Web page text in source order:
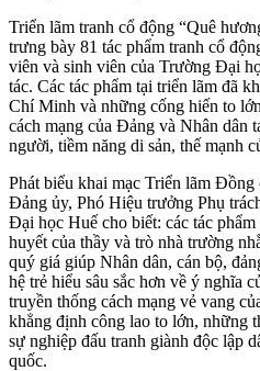
Triển lãm tranh cổ động “Quê
trưng bày 81 tác phẩm tranh cổ
viên và sinh viên của Trường Đại
tác. Các tác phẩm tại triển lãm đã
Chí Minh và những cống hiến to
cách mạng của Đảng và Nhân dân
người, tiềm năng di sản, thế mạnh
Phát biểu khai mạc Triển lãm
Đảng ủy, Phó Hiệu trưởng Phụ
Đại học Huế cho biết: các tác
huyết của thầy và trò nhà trường
quý giá giúp Nhân dân, cán bộ,
hệ trẻ hiểu sâu sắc hơn về ý nghĩa
truyền thống cách mạng vẻ vang
khẳng định công lao to lớn, những
sự nghiệp đấu tranh giành độc lập
quốc.